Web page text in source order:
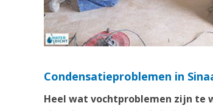
Condensatieproblemen in
Heel wat vochtproblemen zijn te